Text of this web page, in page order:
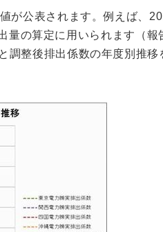
が公表されます。例えば、
量の算定に用いられます（報
調整後排出係数の年度別推移